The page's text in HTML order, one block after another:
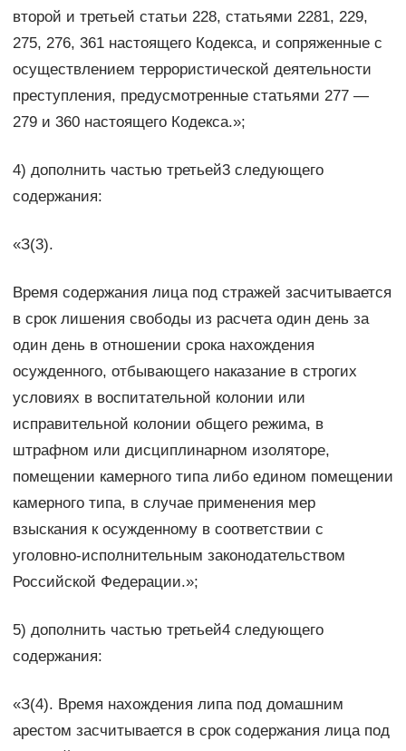
второй и третьей статьи 228, статьями 2281, 229,
275, 276, 361 настоящего Кодекса, и сопряженные с
осуществлением террористической деятельности
преступления, предусмотренные статьями 277 —
279 и 360 настоящего Кодекса.»;
4) дополнить частью третьей3 следующего
содержания:
«З(3).
Время содержания лица под стражей засчитывается
в срок лишения свободы из расчета один день за
один день в отношении срока нахождения
осужденного, отбывающего наказание в строгих
условиях в воспитательной колонии или
исправительной колонии общего режима, в
штрафном или дисциплинарном изоляторе,
помещении камерного типа либо едином помещении
камерного типа, в случае применения мер
взыскания к осужденному в соответствии с
уголовно-исполнительным законодательством
Российской Федерации.»;
5) дополнить частью третьей4 следующего
содержания:
«З(4). Время нахождения липа под домашним
арестом засчитывается в срок содержания лица под